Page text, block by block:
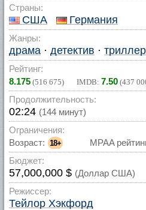
Страны:
США Германия
Жанры:
драма · детектив · триллер
Рейтинг:
8.175 (516 675) IMDB: 7.50 (437
Продолжительность:
02:24 (144 минут)
Ограничения:
Возраст: 18+
MPAA
Бюджет:
57,000,000 $ (Доллар США)
Режиссер:
Тейлор Хэкфорд